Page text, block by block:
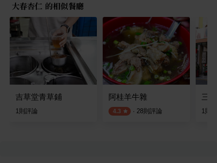
大春杏仁 的相似餐廳
吉草堂青草鋪
1則評論
阿桂羊牛雜
4.3 · 28則評論
三
1則